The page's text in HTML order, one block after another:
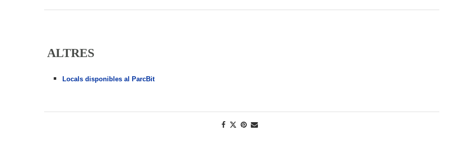
ALTRES
Locals disponibles al ParcBit